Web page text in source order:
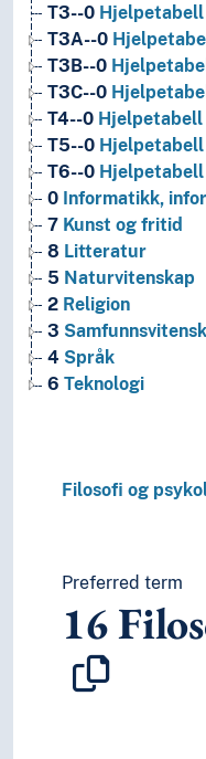
T3--0
T3A--0
T3B--0
T3C--0
T4--0
T5--0
T6--0
0 Informatikk,
7 Kunst og fritid
8 Litteratur
5 Naturvitenskap
2 Religion
3
4 Språk
6 Teknologi
Filosofi og
Preferred term
16